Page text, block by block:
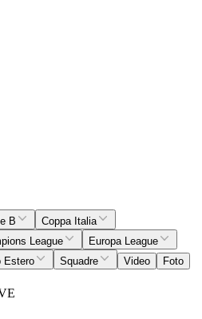
B
Coppa Italia
League
Europa League
Estero Squadre Video
Foto